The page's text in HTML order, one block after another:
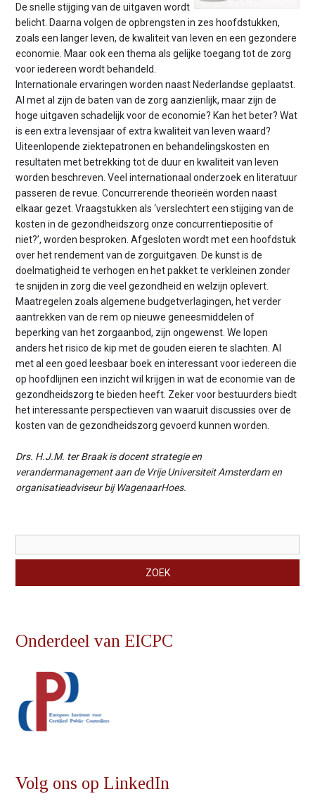
De snelle stijging van de uitgaven wordt
belicht. Daarna volgen de opbrengsten in zes hoofdstukken,
zoals een langer leven, de kwaliteit van leven en een gezondere
economie. Maar ook een thema als gelijke toegang tot de zorg
voor iedereen wordt behandeld.
Internationale ervaringen worden naast Nederlandse geplaatst.
Al met al zijn de baten van de zorg aanzienlijk, maar zijn de
hoge uitgaven schadelijk voor de economie? Kan het beter? Wat
is een extra levensjaar of extra kwaliteit van leven waard?
Uiteenlopende ziektepatronen en behandelingskosten en
resultaten met betrekking tot de duur en kwaliteit van leven
worden beschreven. Veel internationaal onderzoek en literatuur
passeren de revue. Concurrerende theorieën worden naast
elkaar gezet. Vraagstukken als ‘verslechtert een stijging van de
kosten in de gezondheidszorg onze concurrentiepositie of
niet?’, worden besproken. Afgesloten wordt met een hoofdstuk
over het rendement van de zorguitgaven. De kunst is de
doelmatigheid te verhogen en het pakket te verkleinen zonder
te snijden in zorg die veel gezondheid en welzijn oplevert.
Maatregelen zoals algemene budgetverlagingen, het verder
aantrekken van de rem op nieuwe geneesmiddelen of
beperking van het zorgaanbod, zijn ongewenst. We lopen
anders het risico de kip met de gouden eieren te slachten. Al
met al een goed leesbaar boek en interessant voor iedereen die
op hoofdlijnen een inzicht wil krijgen in wat de economie van de
gezondheidszorg te bieden heeft. Zeker voor bestuurders biedt
het interessante perspectieven van waaruit discussies over de
kosten van de gezondheidszorg gevoerd kunnen worden.
Drs. H.J.M. ter Braak is docent strategie en
verandermanagement aan de Vrije Universiteit Amsterdam en
organisatieadviseur bij WagenaarHoes.
ZOEK
Onderdeel van EICPC
Volg ons op LinkedIn